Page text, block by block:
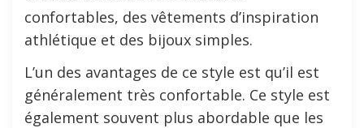
confortables, des vêtements d’inspiration
athlétique et des bijoux simples.
L’un des avantages de ce style est qu’il est
généralement très confortable. Ce style est
également souvent plus abordable que les